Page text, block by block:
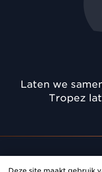
Laten we
Tropez